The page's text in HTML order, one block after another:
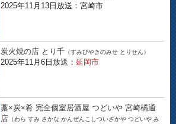
2025年11月13日放送：宮崎市
炭火焼の店 とり千 （すみびやきのみせ とりせん）
2025年11月6日放送： 延岡市
藁×炭×肴 完全個室居酒屋 つどいや 宮崎橘通
店 （わら すみ さかな かんぜんこしついざかや つどいや み